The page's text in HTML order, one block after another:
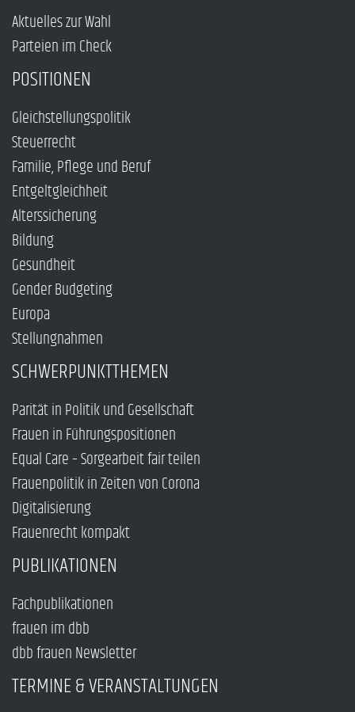
Aktuelles zur Wahl
Parteien im Check
POSITIONEN
Gleichstellungspolitik
Steuerrecht
Familie, Pflege und Beruf
Entgeltgleichheit
Alterssicherung
Bildung
Gesundheit
Gender Budgeting
Europa
Stellungnahmen
SCHWERPUNKTTHEMEN
Parität in Politik und Gesellschaft
Frauen in Führungspositionen
Equal Care – Sorgearbeit fair teilen
Frauenpolitik in Zeiten von Corona
Digitalisierung
Frauenrecht kompakt
PUBLIKATIONEN
Fachpublikationen
frauen im dbb
dbb frauen Newsletter
TERMINE & VERANSTALTUNGEN